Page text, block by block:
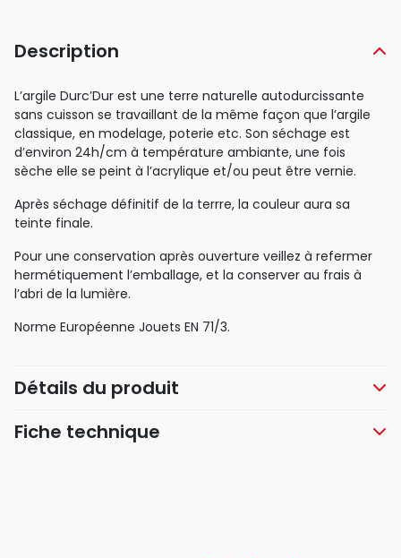
Description
L’argile Durc’Dur est une terre naturelle autodurcissante
sans cuisson se travaillant de la même façon que l’argile
classique, en modelage, poterie etc. Son séchage est
d’environ 24h/cm à température ambiante, une fois
sèche elle se peint à l’acrylique et/ou peut être vernie.
Après séchage définitif de la terrre, la couleur aura sa
teinte finale.
Pour une conservation après ouverture veillez à refermer
hermétiquement l’emballage, et la conserver au frais à
l’abri de la lumière.
Norme Européenne Jouets EN 71/3.
Détails du produit
Fiche technique